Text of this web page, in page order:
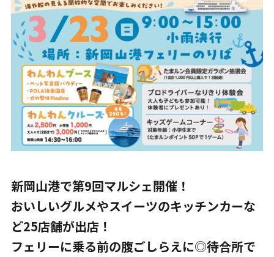
新岡山港で第9回マルシェ開催！
おいしいグルメやスイーツのキッチンカーな
ど25店舗が出店！
フェリーに乗る前の腹ごしらえに◎待合所で